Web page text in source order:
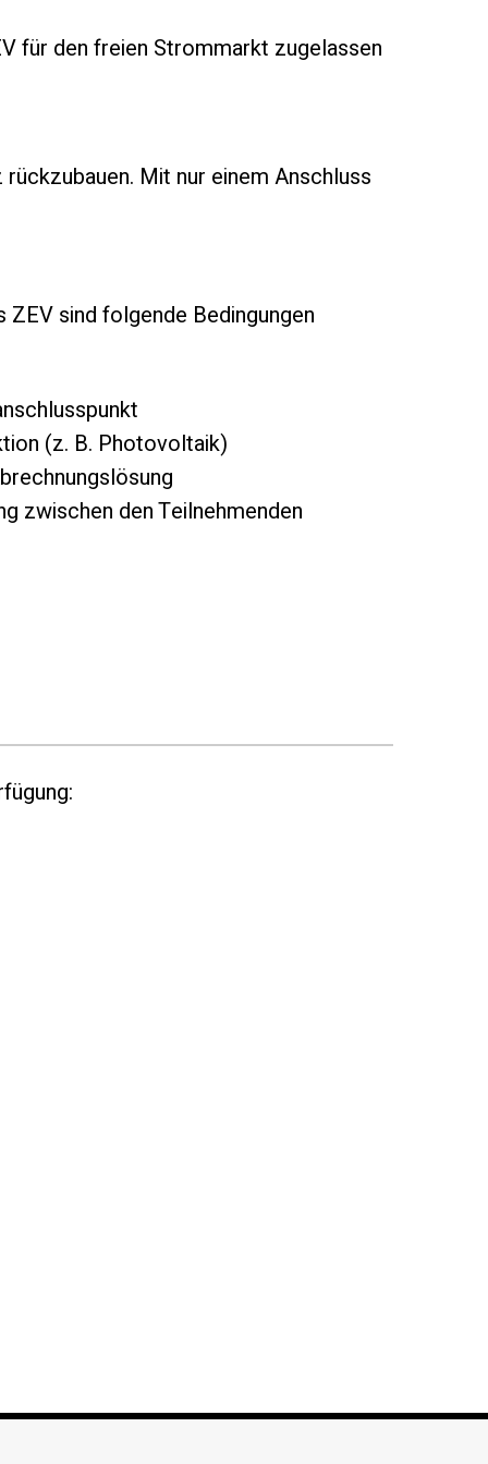
für den freien Strommarkt zugelassen
Mit nur einem Anschluss
ZEV sind folgende Bedingungen
(z. B. Photovoltaik)
zwischen den Teilnehmenden